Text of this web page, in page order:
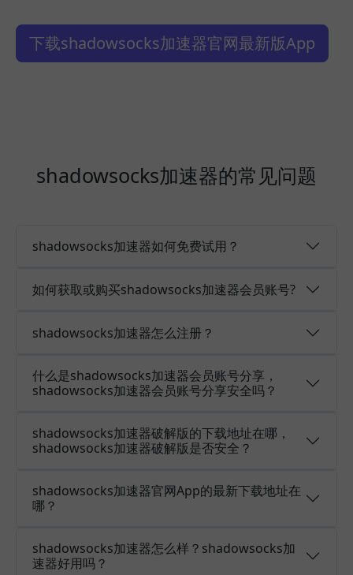
下载shadowsocks加速器官网最新版App
shadowsocks加速器的常见问题
shadowsocks加速器如何免费试用？
如何获取或购买shadowsocks加速器会员账号?
shadowsocks加速器怎么注册？
什么是shadowsocks加速器会员账号分享，
shadowsocks加速器会员账号分享安全吗？
shadowsocks加速器破解版的下载地址在哪，
shadowsocks加速器破解版是否安全？
shadowsocks加速器官网App的最新下载地址在
哪？
shadowsocks加速器怎么样？shadowsocks加
速器好用吗？